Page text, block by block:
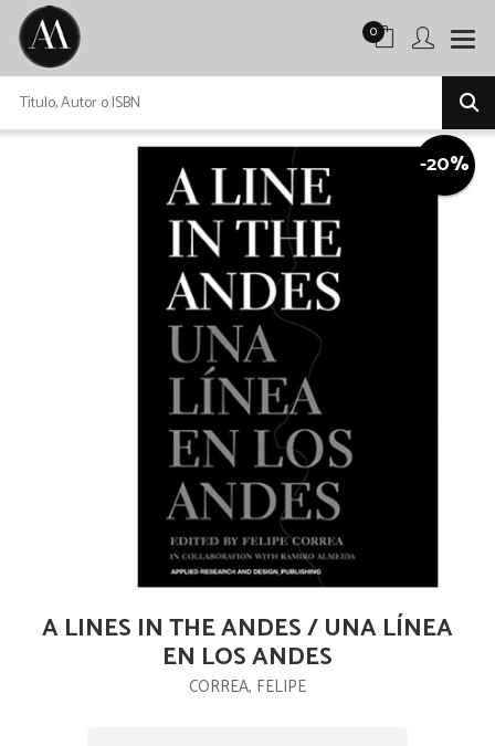
0
-20%
A LINES IN THE ANDES / UNA LÍNEA
EN LOS ANDES
CORREA, FELIPE